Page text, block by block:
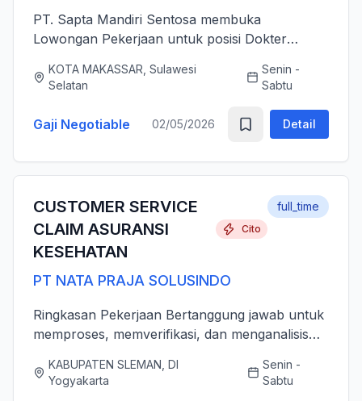
PT. Sapta Mandiri Sentosa membuka
Lowongan Pekerjaan untuk posisi Dokter
jawab memberikan layanan medis estetika yang
KOTA MAKASSAR, Sulawesi
Selatan
Senin -
Sabtu
Gaji Negotiable 02/05/2026 Detail
CUSTOMER SERVICE
CLAIM ASURANSI
KESEHATAN
Cito
PT NATA PRAJA SOLUSINDO
full_time
Ringkasan Pekerjaan Bertanggung jawab untuk
memproses, memverifikasi, dan menganalisis
dan rawat jalan) secara akurat, tepat waktu,
serta sesuai dengan ...
KABUPATEN SLEMAN, DI
Yogyakarta
Senin -
Sabtu